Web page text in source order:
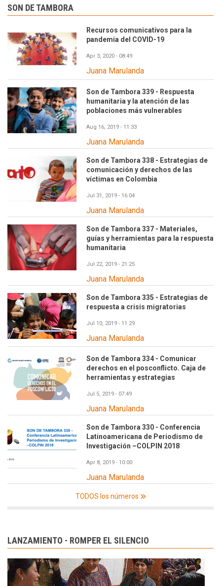
SON DE TAMBORA
Recursos comunicativos para la
pandemia del COVID-19
Apr 3, 2020 - 08:49
Juana Marulanda
Son de Tambora 339 - Respuesta
humanitaria y la atención de las
poblaciones más vulnerables
Aug 16, 2019 - 11:33
Juana Marulanda
Son de Tambora 338 - Estrategias de
comunicación y derechos de las
víctimas en Colombia
Jul 31, 2019 - 16:04
Juana Marulanda
Son de Tambora 337 - Materiales,
guías y herramientas para la respuesta
humanitaria
Jul 22, 2019 - 21:25
Juana Marulanda
Son de Tambora 335 - Estrategias de
respuesta a crisis migratorias
Jul 10, 2019 - 11:29
Juana Marulanda
Son de Tambora 334 - Comunicar
derechos en el posconflicto. Caja de
herramientas y estrategias
Jul 5, 2019 - 07:49
Juana Marulanda
Son de Tambora 330 - Conferencia
Latinoamericana de Periodismo de
Investigación –COLPIN 2018
Apr 8, 2019 - 10:00
Juana Marulanda
TODOS los números
LANZAMIENTO - ROMPER EL SILENCIO